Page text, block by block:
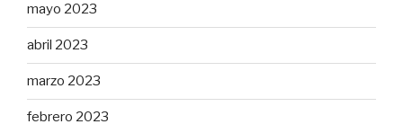
mayo 2023
abril 2023
marzo 2023
febrero 2023